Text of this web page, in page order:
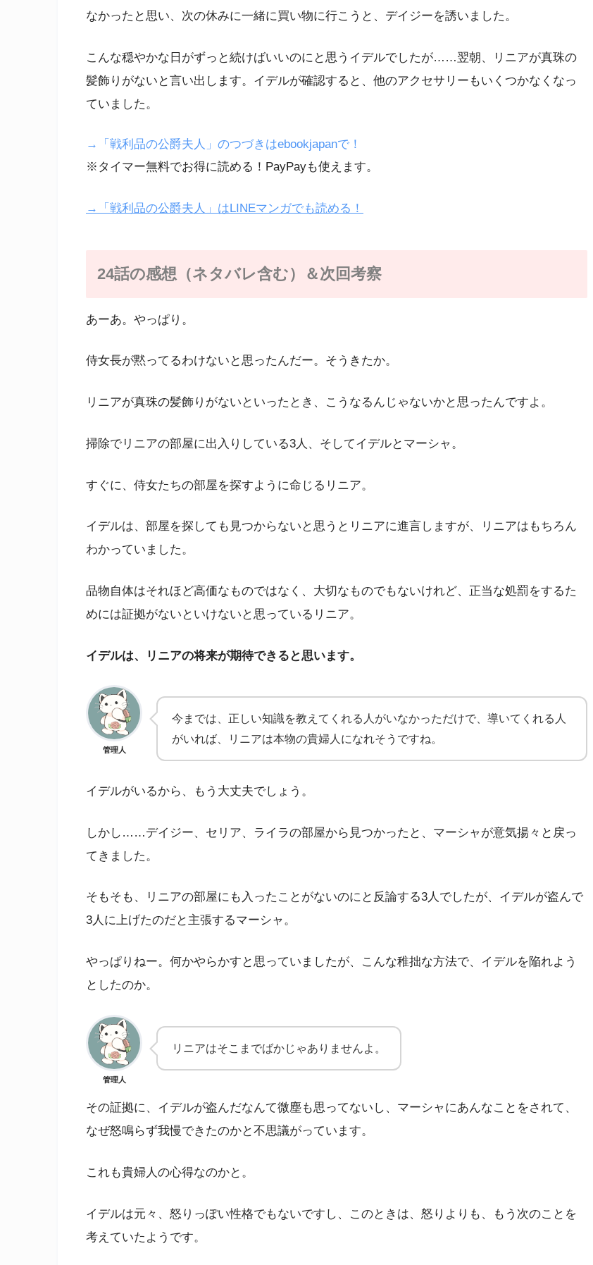
なかったと思い、次の休みに一緒に買い物に行こうと、デイジーを誘いました。
こんな穏やかな日がずっと続けばいいのにと思うイデルでしたが……翌朝、リニアが真珠の
髪飾りがないと言い出します。イデルが確認すると、他のアクセサリーもいくつかなくなっ
ていました。
→「戦利品の公爵夫人」のつづきはebookjapanで！
※タイマー無料でお得に読める！PayPayも使えます。
→「戦利品の公爵夫人」はLINEマンガでも読める！
24話の感想（ネタバレ含む）＆次回考察
あーあ。やっぱり。
侍女長が黙ってるわけないと思ったんだー。そうきたか。
リニアが真珠の髪飾りがないといったとき、こうなるんじゃないかと思ったんですよ。
掃除でリニアの部屋に出入りしている3人、そしてイデルとマーシャ。
すぐに、侍女たちの部屋を探すように命じるリニア。
イデルは、部屋を探しても見つからないと思うとリニアに進言しますが、リニアはもちろん
わかっていました。
品物自体はそれほど高価なものではなく、大切なものでもないけれど、正当な処罰をするた
めには証拠がないといけないと思っているリニア。
イデルは、リニアの将来が期待できると思います。
管理人
今までは、正しい知識を教えてくれる人がいなかっただけで、導いてくれる人
がいれば、リニアは本物の貴婦人になれそうですね。
イデルがいるから、もう大丈夫でしょう。
しかし……デイジー、セリア、ライラの部屋から見つかったと、マーシャが意気揚々と戻っ
てきました。
そもそも、リニアの部屋にも入ったことがないのにと反論する3人でしたが、イデルが盗んで
3人に上げたのだと主張するマーシャ。
やっぱりねー。何かやらかすと思っていましたが、こんな稚拙な方法で、イデルを陥れよう
としたのか。
管理人
リニアはそこまでばかじゃありませんよ。
その証拠に、イデルが盗んだなんて微塵も思ってないし、マーシャにあんなことをされて、
なぜ怒鳴らず我慢できたのかと不思議がっています。
これも貴婦人の心得なのかと。
イデルは元々、怒りっぽい性格でもないですし、このときは、怒りよりも、もう次のことを
考えていたようです。